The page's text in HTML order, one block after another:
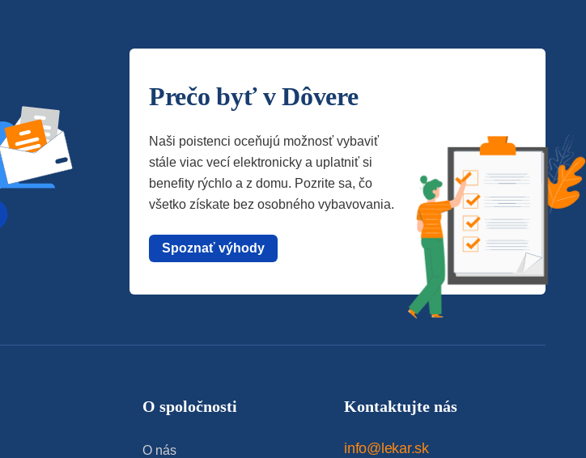
Prečo byť v Dôvere
Naši poistenci oceňujú možnosť vybaviť
stále viac vecí elektronicky a uplatniť si
benefity rýchlo a z domu. Pozrite sa, čo
všetko získate bez osobného vybavovania.
Spoznať výhody
O spoločnosti
O nás
Kontaktujte nás
info@lekar.sk